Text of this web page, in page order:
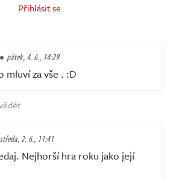
Přihlásit se
pátek, 4. 6., 14:29
za vše . :D
středa, 2. 6., 11:41
Nejhorší hra roku jako její